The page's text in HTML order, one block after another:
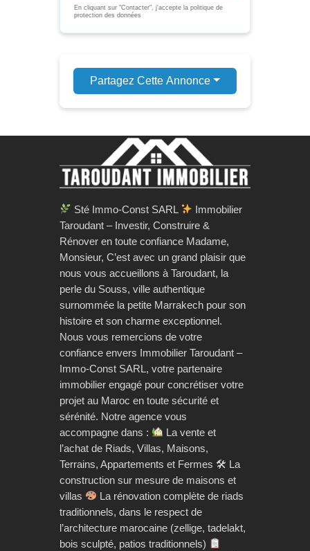
En cliquant sur "Contacter", j'accepte la politique de
protection des données
Partagez Cette Annonce
Sté Immo-Const SARL
Immobilier
Taroudant – Investir, Construire &
Rénover en toute confiance Madame,
Monsieur, C’est avec un grand plaisir que
nous vous accueillons à Taroudant, la
perle du Souss, ville authentique
surnommée la petite Marrakech pour son
histoire et son charme exceptionnel.
Nous vous remercions de votre
confiance envers Immobilier Taroudant –
Immo-Const SARL, votre partenaire
immobilier engagé pour concrétiser votre
projet au Maroc en toute sécurité et
sérénité. Notre agence vous
accompagne dans :
La vente et
l’achat de Riads, Villas, Maisons,
Terrains, Appartements et Fermes 🛠 La
construction sur mesure de maisons et
villas
La rénovation complète de riads
traditionnels, dans le respect de
l’architecture marocaine (zellige, tadelakt,
bois sculpté, patios traditionnels)